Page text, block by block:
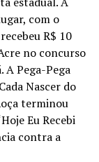
com o
R$ 10
no concurso
A Pega-Pega
Nascer do
terminou
Eu Recebi
contra a